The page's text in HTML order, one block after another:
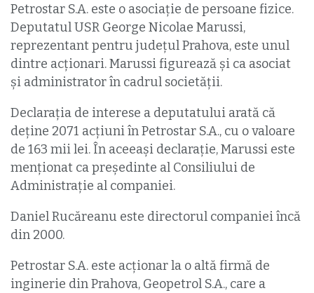
Petrostar S.A. este o asociație de persoane fizice.
Deputatul USR George Nicolae Marussi,
reprezentant pentru județul Prahova, este unul
dintre acționari. Marussi figurează și ca asociat
și administrator în cadrul societății.
Declarația de interese a deputatului arată că
deține 2071 acțiuni în Petrostar S.A., cu o valoare
de 163 mii lei. În aceeași declarație, Marussi este
menționat ca președinte al Consiliului de
Administrație al companiei.
Daniel Rucăreanu este directorul companiei încă
din 2000.
Petrostar S.A. este acționar la o altă firmă de
inginerie din Prahova, Geopetrol S.A., care a